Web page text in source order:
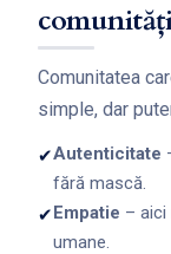
Comunitatea
simple, dar
✔Autenticitate
fără mască.
✔Empatie – aici
umane.